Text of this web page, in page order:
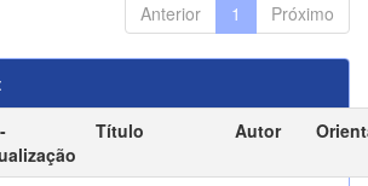
Anterior 1 Próximo
Título Autor